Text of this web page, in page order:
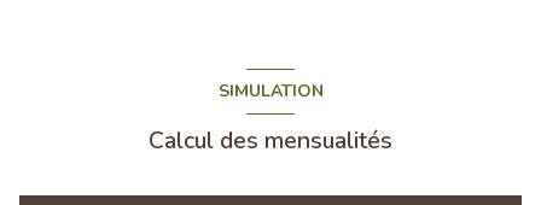
SIMULATION
Calcul des mensualités